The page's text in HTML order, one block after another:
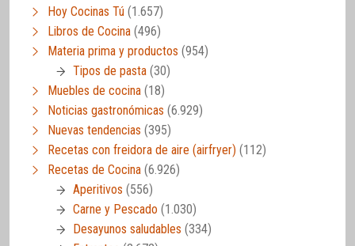
Hoy Cocinas Tú (1.657)
Libros de Cocina (496)
Materia prima y productos (954)
Tipos de pasta (30)
Muebles de cocina (18)
Noticias gastronómicas (6.929)
Nuevas tendencias (395)
Recetas con freidora de aire (airfryer) (112)
Recetas de Cocina (6.926)
Aperitivos (556)
Carne y Pescado (1.030)
Desayunos saludables (334)